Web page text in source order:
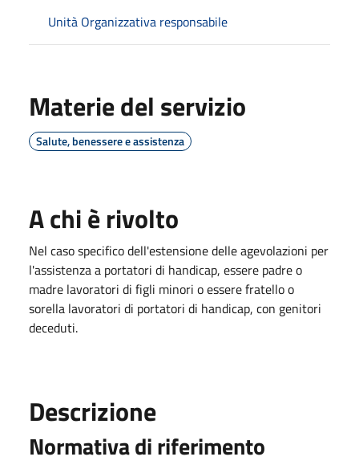
Unità Organizzativa responsabile
Materie del servizio
Salute, benessere e assistenza
A chi è rivolto
Nel caso specifico dell'estensione delle agevolazioni per
l'assistenza a portatori di handicap, essere padre o
madre lavoratori di figli minori o essere fratello o
sorella lavoratori di portatori di handicap, con genitori
deceduti.
Descrizione
Normativa di riferimento